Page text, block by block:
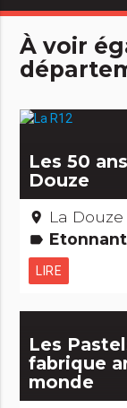
À voir
Les 50
Douze
place La
label
LIRE
Les
fabrique
monde